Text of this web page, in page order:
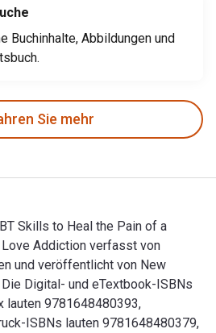
Buchinhalte, Abbildungen und
Sie mehr
Skills to Heal the Pain of a
Love Addiction verfasst von
und veröffentlicht von New
Digital- und eTextbook-ISBNs
lauten 9781648480393,
ISBNs lauten 9781648480379,